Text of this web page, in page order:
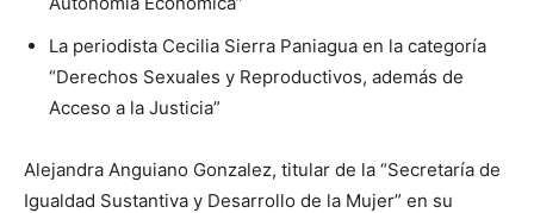
La periodista Cecilia Sierra Paniagua en la categoría
“Derechos Sexuales y Reproductivos, además de
Acceso a la Justicia”
Alejandra Anguiano Gonzalez, titular de la “Secretaría de
Igualdad Sustantiva y Desarrollo de la Mujer” en su